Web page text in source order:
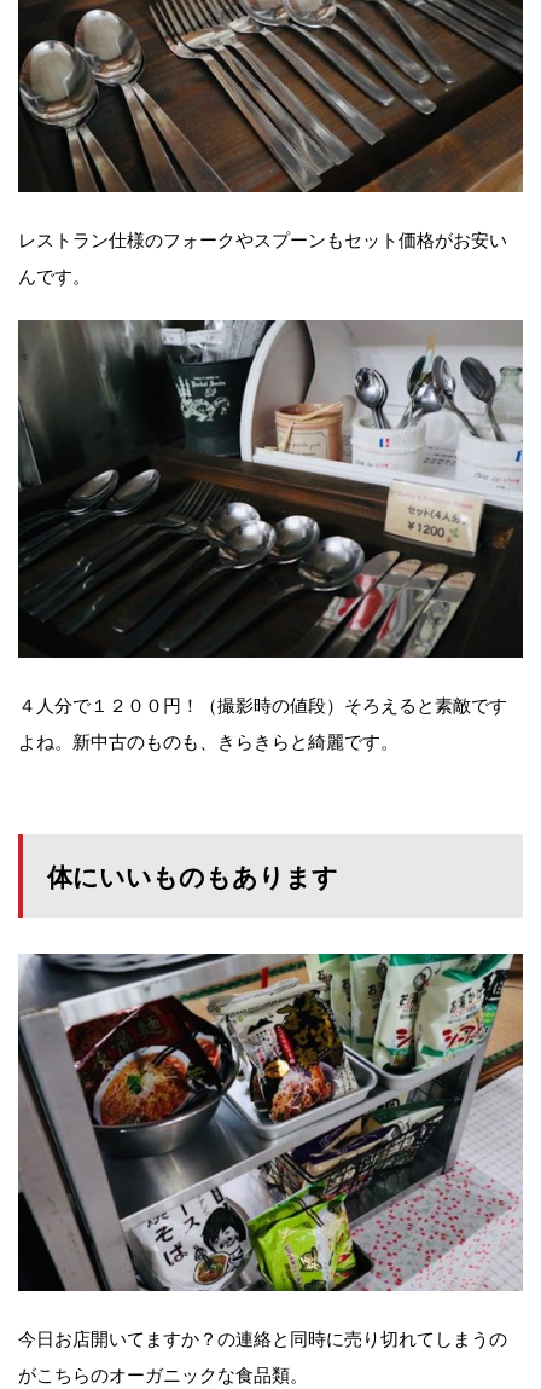
レストラン仕様のフォークやスプーンもセット価格がお安い
んです。
４人分で１２００円！（撮影時の値段）そろえると素敵です
よね。新中古のものも、きらきらと綺麗です。
体にいいものもあります
今日お店開いてますか？の連絡と同時に売り切れてしまうの
がこちらのオーガニックな食品類。